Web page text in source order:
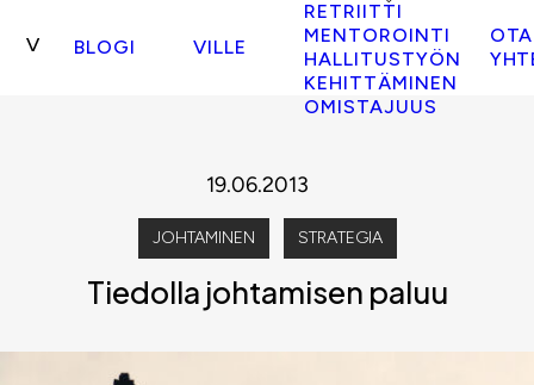
BLOGI VILLE
RETRIITTI
MENTOROINTI
HALLITUSTYÖN
KEHITTÄMINEN
OMISTAJUUS
OTA
19.06.2013
JOHTAMINEN STRATEGIA
Tiedolla johtamisen paluu